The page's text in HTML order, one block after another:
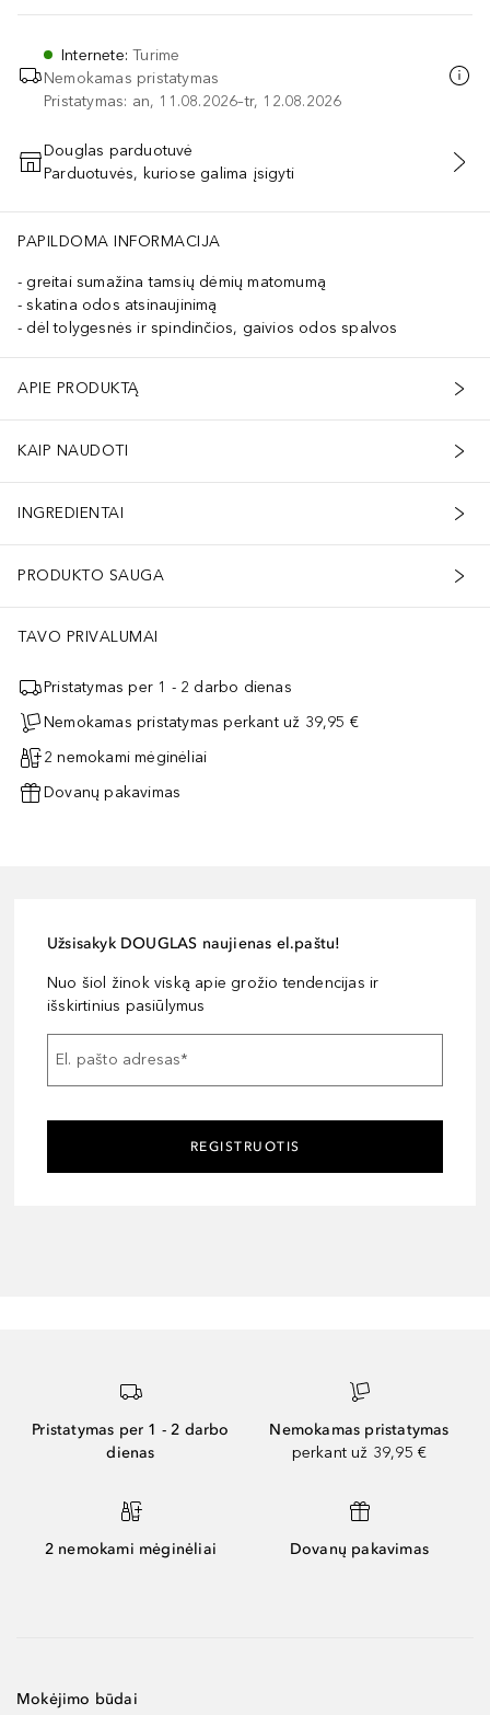
Internete:Turime
Nemokamas pristatymas
Pristatymas: an, 11.08.2026–tr, 12.08.2026
PRIDĖTI Į KREPŠELĮ
Douglas parduotuvė
Parduotuvės, kuriose galima įsigyti
PAPILDOMA INFORMACIJA
greitai sumažina tamsių dėmių matomumą
skatina odos atsinaujinimą
dėl tolygesnės ir spindinčios, gaivios odos spalvos
APIE PRODUKTĄ
KAIP NAUDOTI
INGREDIENTAI
PRODUKTO SAUGA
TAVO PRIVALUMAI
Pristatymas per 1 - 2 darbo dienas
Nemokamas pristatymas perkant už 39,95 €
2 nemokami mėginėliai
Dovanų pakavimas
Užsisakyk DOUGLAS naujienas el.paštu!
Nuo šiol žinok viską apie grožio tendencijas ir
išskirtinius pasiūlymus
El. pašto adresas*
REGISTRUOTIS
Pristatymas per 1 - 2 darbo
dienas
Nemokamas pristatymas
perkant už 39,95 €
2 nemokami mėginėliai Dovanų pakavimas
Mokėjimo būdai